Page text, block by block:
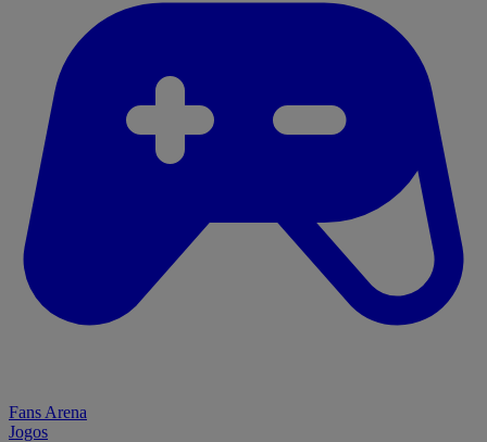
Fans Arena
Jogos